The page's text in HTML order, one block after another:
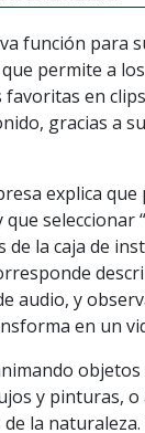
función para
permite a
en
gracias a
explica
seleccionar
de la caja de
audio, y
en un
y pinturas, o
la